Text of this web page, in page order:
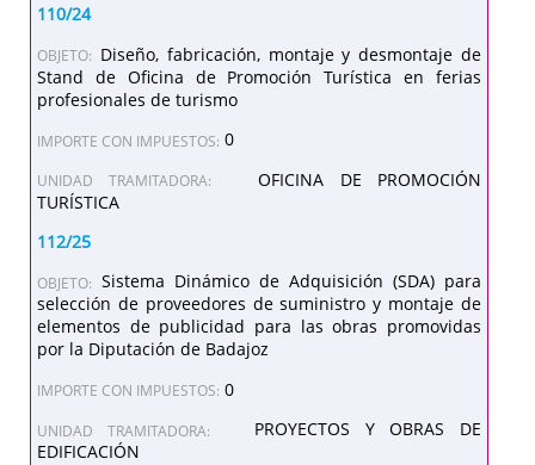
110/24
OBJETO: Diseño, fabricación, montaje y desmontaje de
Stand de Oficina de Promoción Turística en ferias
profesionales de turismo
IMPORTE CON IMPUESTOS: 0
UNIDAD TRAMITADORA:
OFICINA DE PROMOCIÓN
TURÍSTICA
112/25
OBJETO:
Sistema Dinámico de Adquisición (SDA) para
selección de proveedores de suministro y montaje de
elementos de publicidad para las obras promovidas
por la Diputación de Badajoz
IMPORTE CON IMPUESTOS: 0
UNIDAD TRAMITADORA:
PROYECTOS Y OBRAS DE
EDIFICACIÓN